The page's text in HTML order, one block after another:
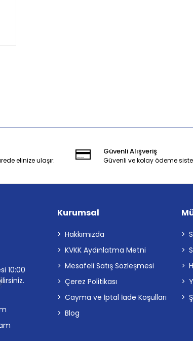
elinize ulaşır.
Güvenli Alışveriş
Güvenli ve kolay ödeme
10:00
Kurumsal
Hakkımızda
KVKK Aydınlatma Metni
Mesafeli Satış Sözleşmesi
Çerez Politikası
Cayma ve İptal İade Koşulları
Blog